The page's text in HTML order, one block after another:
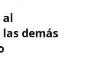
al
demás